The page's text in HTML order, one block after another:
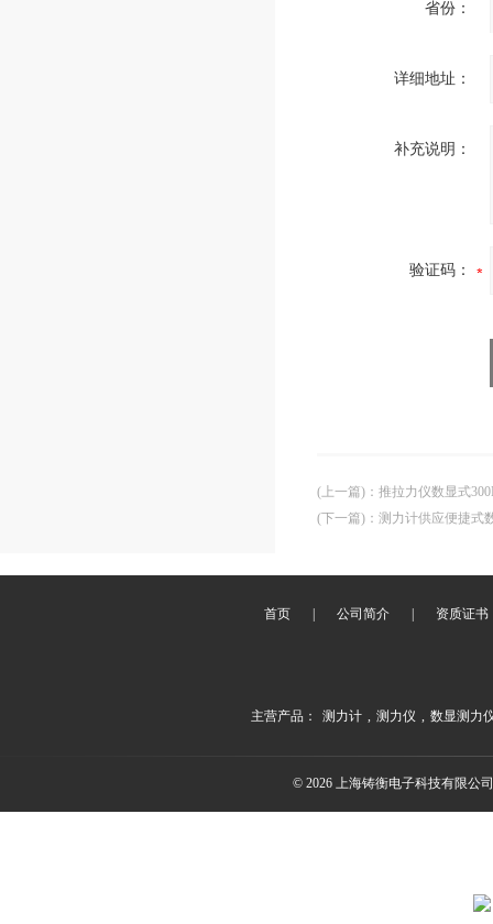
省份：
详细地址：
补充说明：
验证码：
(上一篇) ： 推拉力仪数显式
(下一篇) ： 测力计供应便捷式
首页 公司简介 资质证书
主营产品： 测力计 , 测力仪 , 数显测力
© 2026 上海铸衡电子科技有限公